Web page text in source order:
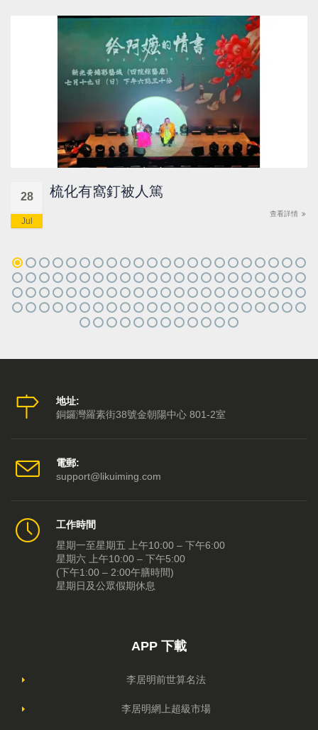
28
Jul
梳化有窩釘被人篤
查看詳情
地址:
銅鑼灣羅素街38號金朝陽中心 801-2室
電郵:
support@likuiming.com
工作時間
星期一至星期五 上午10:00 – 下午6:00
星期六 上午10:00 – 下午5:00
(下午1:00 – 2:00午膳時間)
星期日及公眾假期休息
APP 下載
李居明前世算名法
李居明網上超級市場